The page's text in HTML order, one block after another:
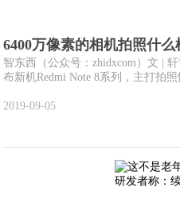
6400万像素的相机拍照什么
智东西（公众号：zhidxcom）文 |
布新机Redmi Note 8系列，主打拍照
2019-09-05